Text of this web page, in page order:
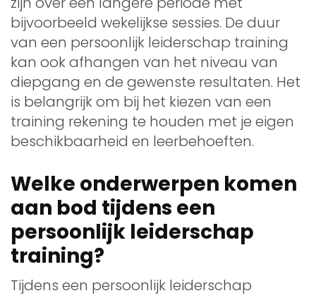
bijvoorbeeld wekelijkse sessies. De duur
van een persoonlijk leiderschap training
kan ook afhangen van het niveau van
diepgang en de gewenste resultaten. Het
is belangrijk om bij het kiezen van een
training rekening te houden met je eigen
beschikbaarheid en leerbehoeften.
Welke onderwerpen komen
aan bod tijdens een
persoonlijk leiderschap
training?
Tijdens een persoonlijk leiderschap